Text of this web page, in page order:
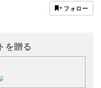
フォロー
を贈る